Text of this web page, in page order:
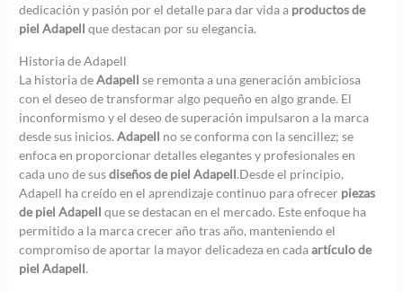
dedicación y pasión por el detalle para dar vida a productos de
piel Adapell que destacan por su elegancia.
Historia de Adapell
La historia deAdapell se remonta a una generación ambiciosa
con el deseo de transformar algo pequeño en algo grande. El
inconformismo y el deseo de superación impulsaron a la marca
desde sus inicios.Adapell no se conforma con la sencillez; se
enfoca en proporcionar detalles elegantes y profesionales en
cada uno de susdiseños de piel Adapell.Desde el principio,
Adapell ha creído en el aprendizaje continuo para ofrecer piezas
de piel Adapell que se destacan en el mercado. Este enfoque ha
permitido a la marca crecer año tras año, manteniendo el
compromiso de aportar la mayor delicadeza en cadaartículo de
piel Adapell.